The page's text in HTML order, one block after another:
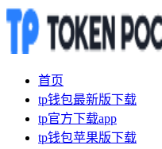
首页
tp钱包最新版下载
tp官方下载app
tp钱包苹果版下载